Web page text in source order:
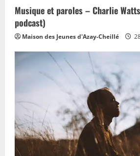
Musique et paroles – Charlie
podcast)
Maison des Jeunes d'Azay-Cheillé